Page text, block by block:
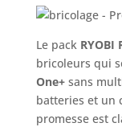
Le pack RYOBI
bricoleurs qui
One+sans
batteries et un
promesse est